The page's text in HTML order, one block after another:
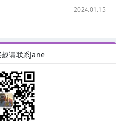
2024.01.15
请联系Jane